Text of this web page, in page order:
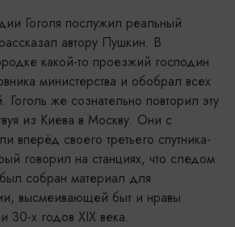
Гоголя послужил реальный
автору Пушкин. В
какой-то проезжий господин
министерства и обобрал всех
Гоголь же сознательно повторил эту
из Киева в Москву. Они с
вперёд своего третьего спутника-
говорил на станциях, что следом
собран материал для
высмеивающей быт и нравы
30-х годов XIX века.